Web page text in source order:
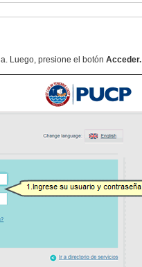
Luego, presione el botón Acceder.